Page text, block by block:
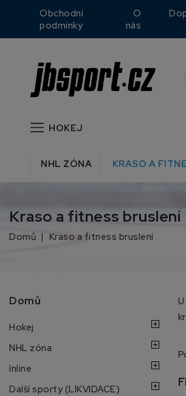
Obchodní
podmínky
O
nás
HOKEJ
NHL ZÓNA KRASO A
Kraso a fitness bruslení
Domů Kraso a fitness bruslení
Domů
Hokej
NHL zóna
Inline
Další sporty (LIKVIDACE)